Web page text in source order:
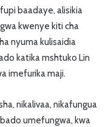
baadaye, alisikia
kwenye kiti cha
nyuma kulisaidia
katika mshtuko Lin
imefurika maji.
nikalivaa, nikafungua
umefungwa, kwa